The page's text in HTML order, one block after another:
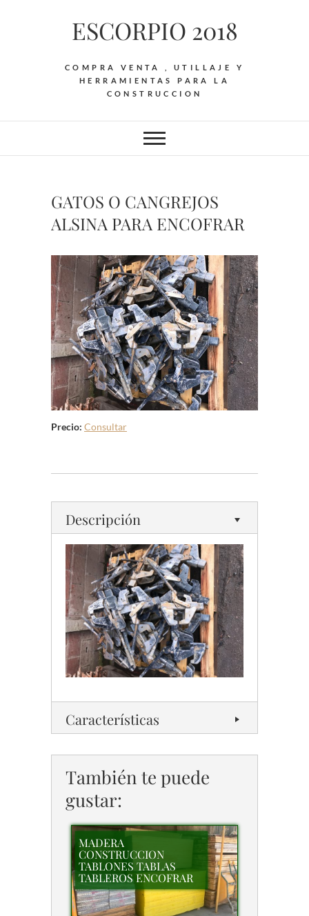
ESCORPIO 2018
COMPRA VENTA , UTILLAJE Y
HERRAMIENTAS PARA LA
CONSTRUCCION
GATOS O CANGREJOS
ALSINA PARA ENCOFRAR
Precio: Consultar
Descripción
Características
También te puede
gustar:
MADERA
CONSTRUCCION
TABLONES TABLAS
TABLEROS ENCOFRAR